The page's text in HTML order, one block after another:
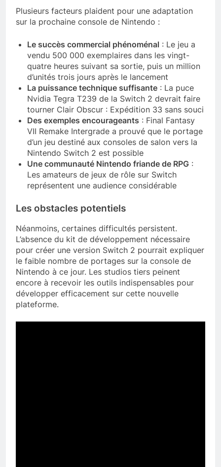
Plusieurs facteurs plaident pour une adaptation
sur la prochaine console de Nintendo :
Le succès commercial phénoménal : Le jeu a
vendu 500 000 exemplaires dans les vingt-
quatre heures suivant sa sortie, puis un million
d’unités trois jours après le lancement
La puissance technique suffisante : La puce
Nvidia Tegra T239 de la Switch 2 devrait faire
tourner Clair Obscur : Expédition 33 sans souci
Des exemples encourageants : Final Fantasy
VII Remake Intergrade a prouvé que le portage
d’un jeu destiné aux consoles de salon vers la
Nintendo Switch 2 est possible
Une communauté Nintendo friande de RPG :
Les amateurs de jeux de rôle sur Switch
représentent une audience considérable
Les obstacles potentiels
Néanmoins, certaines difficultés persistent.
L’absence du kit de développement nécessaire
pour créer une version Switch 2 pourrait expliquer
le faible nombre de portages sur la console de
Nintendo à ce jour. Les studios tiers peinent
encore à recevoir les outils indispensables pour
développer efficacement sur cette nouvelle
plateforme.